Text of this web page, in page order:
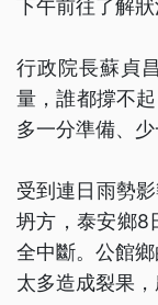
下午前往了解狀
行政院長蘇貞
量，誰都撐不
多一分準備、少
受到連日雨勢
坍方，泰安鄉8
全中斷。公館
太多造成裂果，